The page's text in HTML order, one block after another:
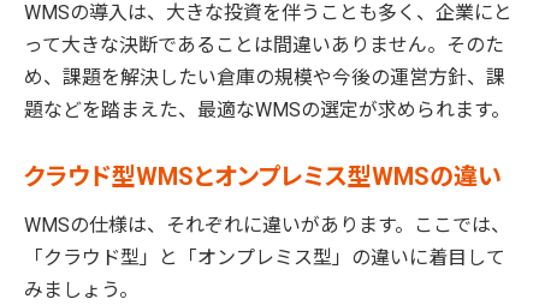
WMSの導入は、大きな投資を伴うことも多く、企業にと
って大きな決断であることは間違いありません。そのた
め、課題を解決したい倉庫の規模や今後の運営方針、課
題などを踏まえた、最適なWMSの選定が求められます。
クラウド型WMSとオンプレミス型WMSの違い
WMSの仕様は、それぞれに違いがあります。ここでは、
「クラウド型」と「オンプレミス型」の違いに着目して
みましょう。